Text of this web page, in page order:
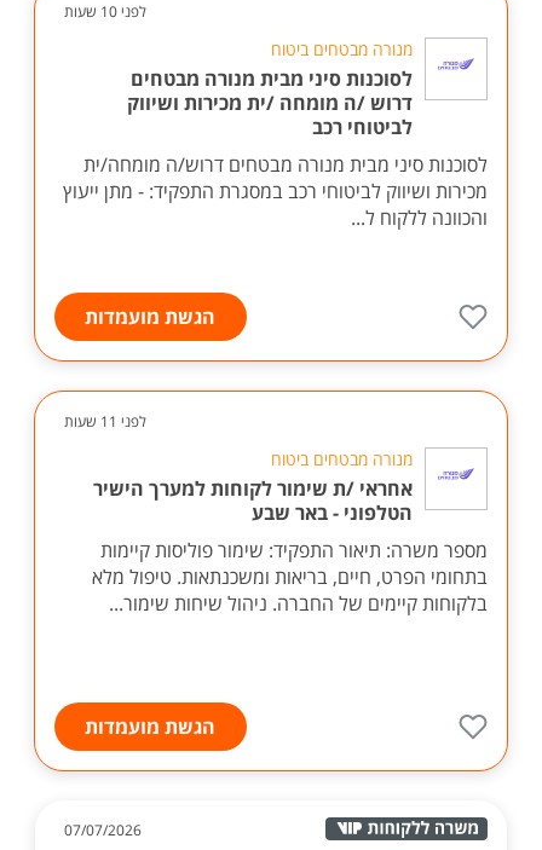
לפני 10 שעות
מנורה מבטחים ביטוח
לסוכנות סיני מבית מנורה מבטחים
דרוש /ה מומחה /ית מכירות ושיווק
לביטוחי רכב
לסוכנות סיני מבית מנורה מבטחים דרוש/ה מומחה/ית
מכירות ושיווק לביטוחי רכב במסגרת התפקיד: - מתן ייעוץ
והכוונה ללקוח ל...
הגשת מועמדות
לפני 11 שעות
מנורה מבטחים ביטוח
אחראי /ת שימור לקוחות למערך הישיר
הטלפוני - באר שבע
מספר משרה: תיאור התפקיד: שימור פוליסות קיימות
בתחומי הפרט, חיים, בריאות ומשכנתאות. טיפול מלא
בלקוחות קיימים של החברה. ניהול שיחות שימור...
הגשת מועמדות
07/07/2026